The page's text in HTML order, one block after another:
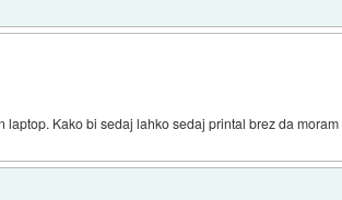
Kako bi sedaj lahko sedaj printal brez da